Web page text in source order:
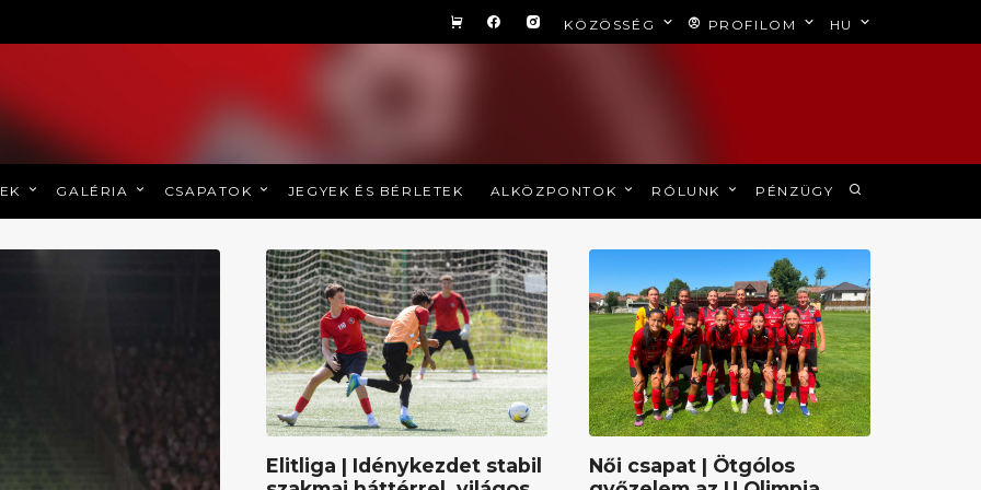
KÖZÖSSÉG PROFILOM HU
GALÉRIA CSAPATOK JEGYEK ÉS BÉRLETEK ALKÖZPONTOK RÓLUNK PÉNZÜGY
Elitliga | Idénykezdet stabil
Női csapat | Ötgólos